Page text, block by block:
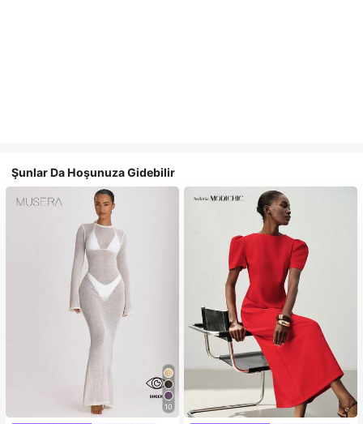
Şunlar Da Hoşunuza Gidebilir
10